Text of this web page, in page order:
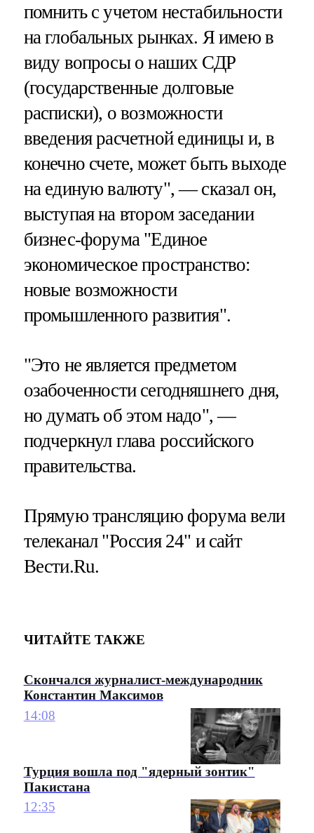
помнить с учетом нестабильности
на глобальных рынках. Я имею в
виду вопросы о наших СДР
(государственные долговые
расписки), о возможности
введения расчетной единицы и, в
конечно счете, может быть выходе
на единую валюту", — сказал он,
выступая на втором заседании
бизнес-форума "Единое
экономическое пространство:
новые возможности
промышленного развития".
"Это не является предметом
озабоченности сегодняшнего дня,
но думать об этом надо", —
подчеркнул глава российского
правительства.
Прямую трансляцию форума вели
телеканал "Россия 24" и сайт
Вести.Ru.
ЧИТАЙТЕ ТАКЖЕ
Скончался журналист-международник
Константин Максимов
14:08
Турция вошла под "ядерный зонтик"
Пакистана
12:35